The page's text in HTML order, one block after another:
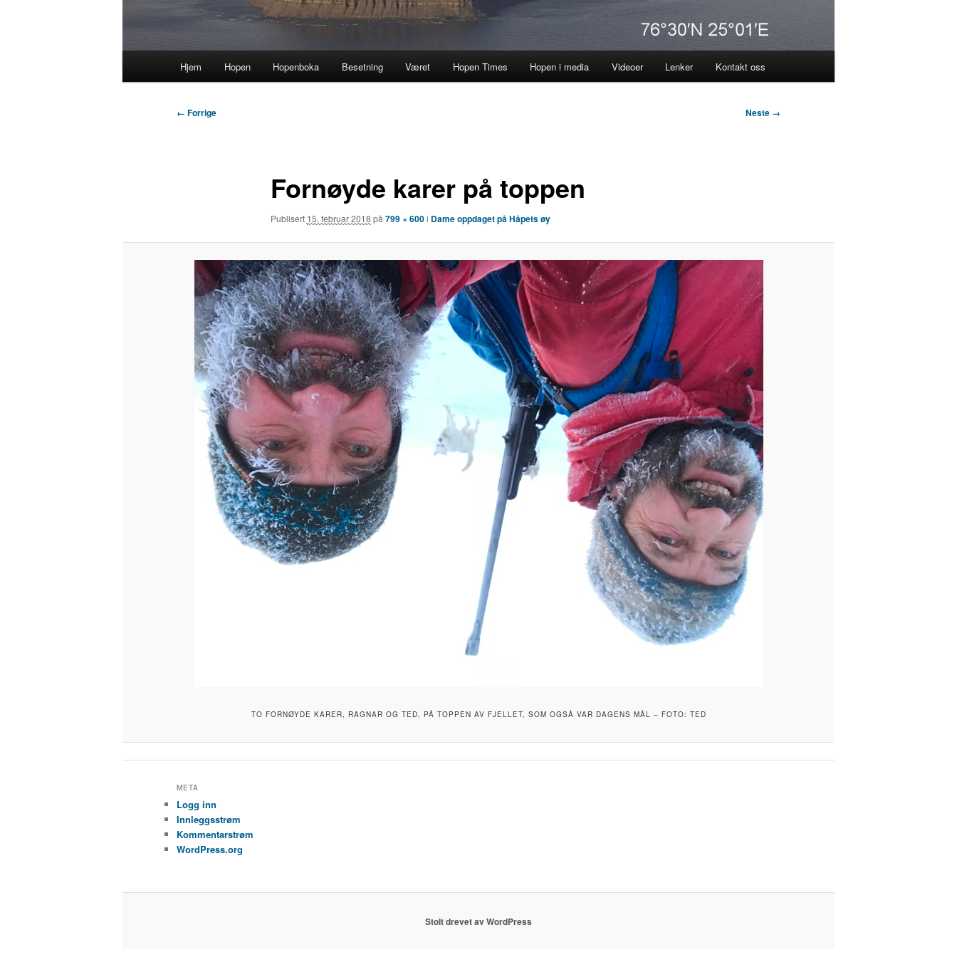
Hjem Hopen Hopenboka Besetning Været Hopen Times Hopen i media Videoer Lenker Kontakt oss
Bildenavigasjon
← Forrige Neste →
Fornøyde karer på toppen
Publisert 15. februar 2018 på 799 × 600i Dame oppdaget på Håpets øy
TO FORNØYDE KARER, RAGNAR OG TED, PÅ TOPPEN AV FJELLET, SOM OGSÅ VAR DAGENS MÅL – FOTO: TED
META
Logg inn
Innleggsstrøm
Kommentarstrøm
WordPress.org
Stolt drevet av WordPress